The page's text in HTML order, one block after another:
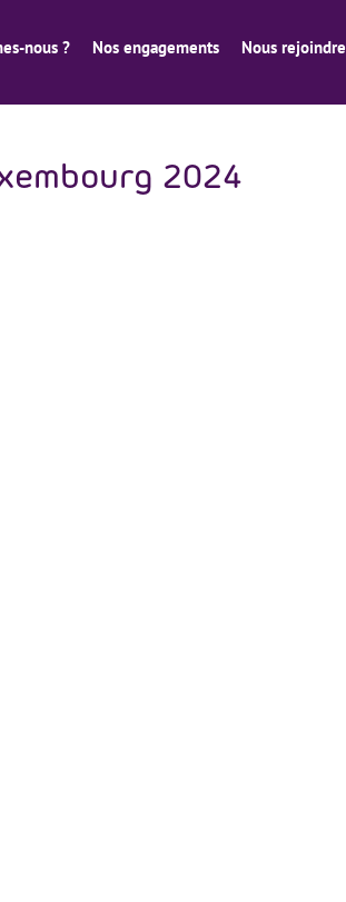
nous ? Nos engagements Nous rejoindre
2024